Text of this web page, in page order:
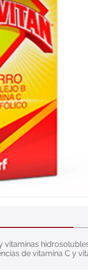
vitaminas
de vitamina C y